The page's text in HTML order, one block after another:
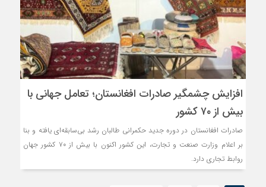
افزایش چشمگیر صادرات افغانستان؛ تعامل جهانی با
بیش از ۷۰ کشور
صادرات افغانستان در دوره جدید حکمرانی طالبان رشد بی‌سابقه‌ای یافته و بنا
بر اعلام وزارت صنعت و تجارت، این کشور اکنون با بیش از ۷۰ کشور جهان
روابط تجاری دارد.